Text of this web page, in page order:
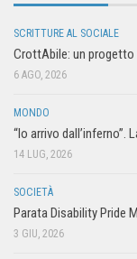
SCRITTURE AL SOCIALE
CrottAbile: un
6 AGO, 2026
MONDO
“Io arrivo dall’inferno”.
14 LUG, 2026
SOCIETÀ
Parata Disability Pride
3 GIU, 2026